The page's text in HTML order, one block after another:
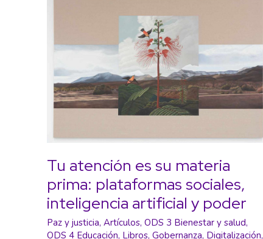
Tu atención es su materia
prima: plataformas sociales,
inteligencia artificial y poder
Paz y justicia, Artículos, ODS 3 Bienestar y salud,
ODS 4 Educación, Libros, Gobernanza, Digitalización,